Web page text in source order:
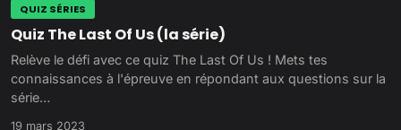
QUIZ SÉRIES
Quiz The Last Of Us (la série)
Relève le défi avec ce quiz The Last Of Us ! Mets tes
connaissances à l'épreuve en répondant aux questions sur la
série…
19 mars 2023